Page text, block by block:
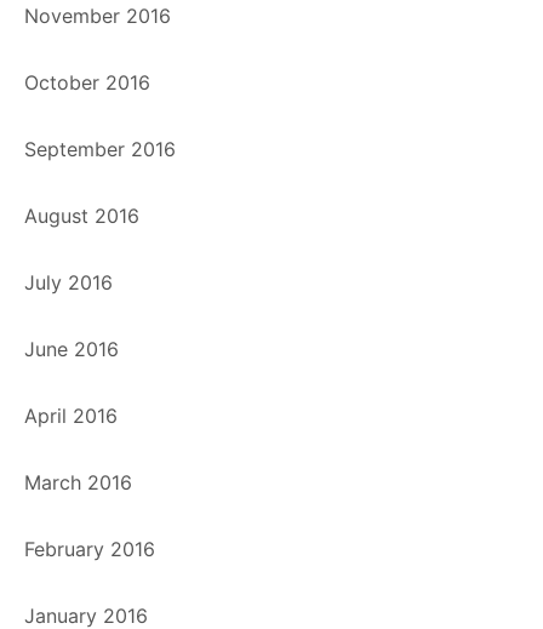
November 2016
October 2016
September 2016
August 2016
July 2016
June 2016
April 2016
March 2016
February 2016
January 2016